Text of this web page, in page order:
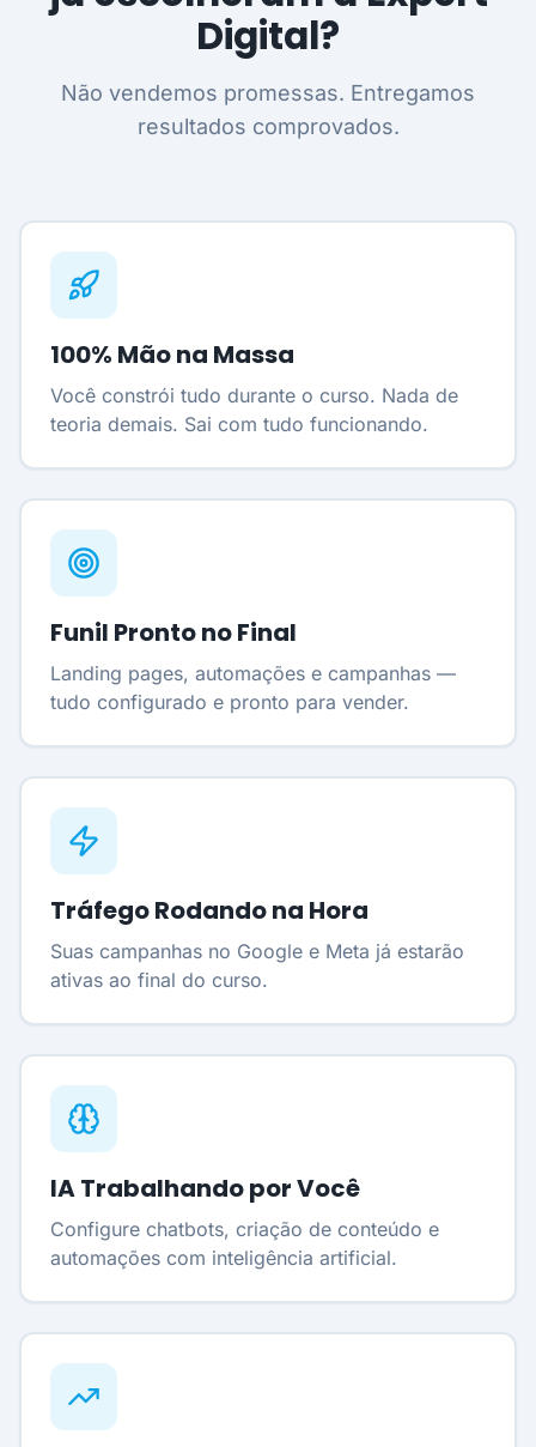
Digital?
Não vendemos promessas. Entregamos
resultados comprovados.
100% Mão na Massa
Você constrói tudo durante o curso. Nada de
teoria demais. Sai com tudo funcionando.
Funil Pronto no Final
Landing pages, automações e campanhas —
tudo configurado e pronto para vender.
Tráfego Rodando na Hora
Suas campanhas no Google e Meta já estarão
ativas ao final do curso.
IA Trabalhando por Você
Configure chatbots, criação de conteúdo e
automações com inteligência artificial.